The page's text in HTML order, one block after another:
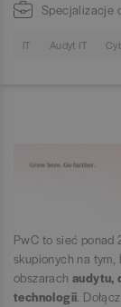
Specjalizacje
IT Audyt IT
PwC to sieć
skupionych na tym,
obszarachaudytu,
technologii.